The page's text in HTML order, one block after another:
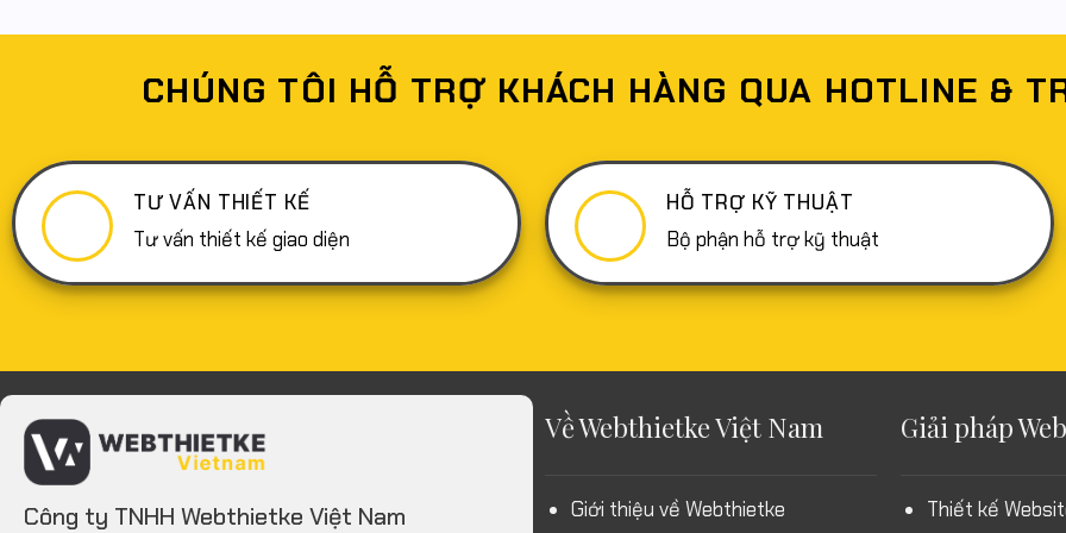
CHÚNG TÔI HỖ TRỢ KHÁCH HÀNG QUA HOTLINE &
TƯ VẤN THIẾT KẾ
Tư vấn thiết kế giao diện
HỖ TRỢ KỸ THUẬT
Bộ phận hỗ trợ kỹ thuật
Công ty TNHH Webthietke Việt Nam
Về Webthietke Việt Nam
Giới thiệu về Webthietke
Giải pháp
Thiết kế